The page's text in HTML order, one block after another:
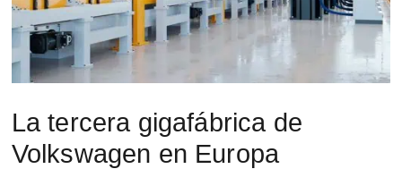
La tercera gigafábrica de
Volkswagen en Europa